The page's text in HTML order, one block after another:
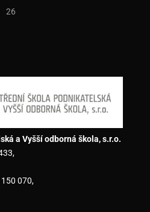
26
a Vyšší odborná škola, s.r.o.
070,